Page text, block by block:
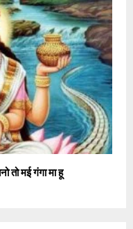
मई गंगा मा हू